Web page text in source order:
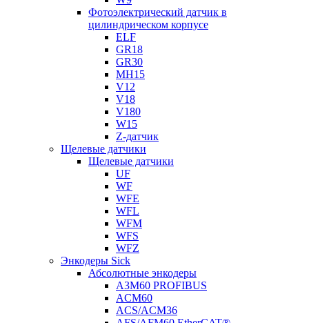
Фотоэлектрический датчик в
цилиндрическом корпусе
ELF
GR18
GR30
MH15
V12
V18
V180
W15
Z-датчик
Щелевые датчики
Щелевые датчики
UF
WF
WFE
WFL
WFM
WFS
WFZ
Энкодеры Sick
Абсолютные энкодеры
A3M60 PROFIBUS
ACM60
ACS/ACM36